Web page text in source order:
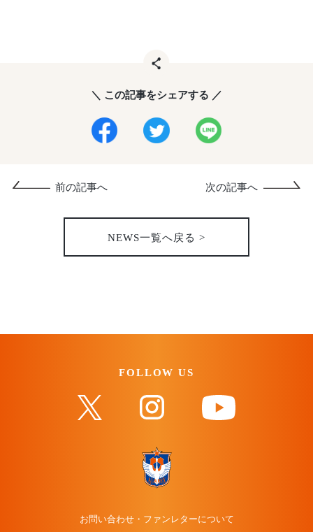
＼ この記事をシェアする ／
NEWS一覧へ戻る >
前の記事へ 次の記事へ
FOLLOW US
お問い合わせ・ファンレターについて